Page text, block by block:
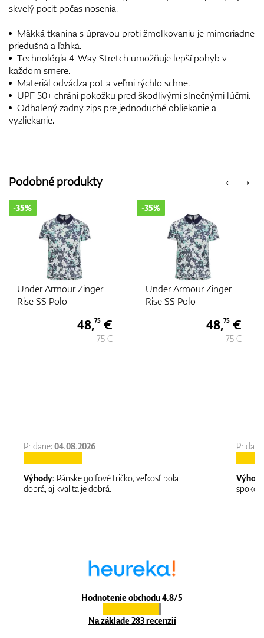
skvelý pocit počas nosenia.
Mäkká tkanina s úpravou proti žmolkovaniu je mimoriadne
priedušná a ľahká.
Technológia 4-Way Stretch umožňuje lepší pohyb v
každom smere.
Materiál odvádza pot a veľmi rýchlo schne.
UPF 50+ chráni pokožku pred škodlivými slnečnými lúčmi.
Odhalený zadný zips pre jednoduché obliekanie a
vyzliekanie.
‹
Podobné produkty ›
Under Armour Zinger
Rise SS Polo
-35%
48,75 €
75 €
Under Armour Zinger
Rise SS Polo
-35%
48,75€
75 €
Hodnotenie obchodu 4.8/5
Na základe 283 recenzií
Pridane: 04.08.2026
Výhody: Pánske golfové tričko, veľkosť bola
dobrá, aj kvalita je dobrá.